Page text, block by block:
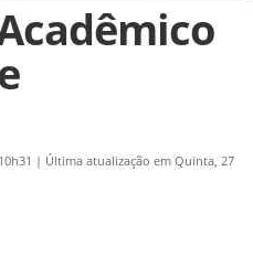
| Última atualização em Quinta, 27